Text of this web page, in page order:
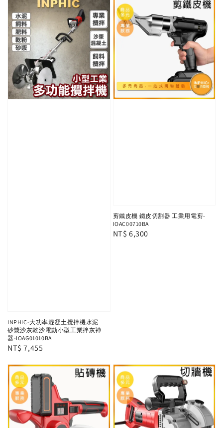
INPHIC-大功率混凝土攪拌機水泥
砂漿沙灰乾沙電動小型工業拌灰神
器-IOAG01010BA
Regular
NT$ 7,455
剪鐵皮機 鐵皮切割器 工業用電剪-
IOAC00710BA
Regular
NT$ 6,300